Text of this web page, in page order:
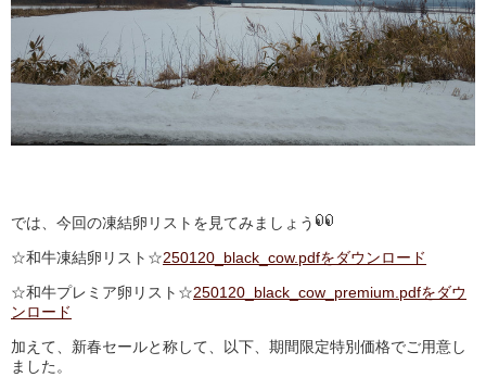
では、今回の凍結卵リストを見てみましょう
☆和牛凍結卵リスト☆250120_black_cow.pdfをダウンロード
☆和牛プレミア卵リスト☆250120_black_cow_premium.pdfをダウ
ンロード
加えて、新春セールと称して、以下、期間限定特別価格でご用意し
ました。